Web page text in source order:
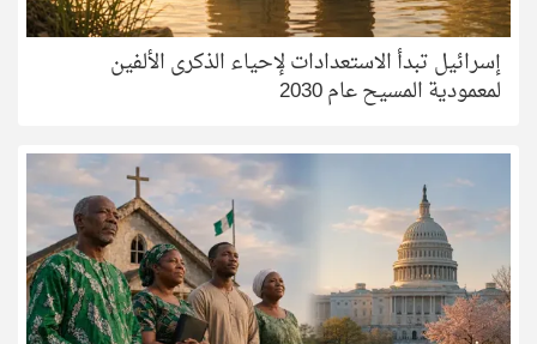
إسرائيل تبدأ الاستعدادات لإحياء الذكرى الألفين
لمعمودية المسيح عام 2030